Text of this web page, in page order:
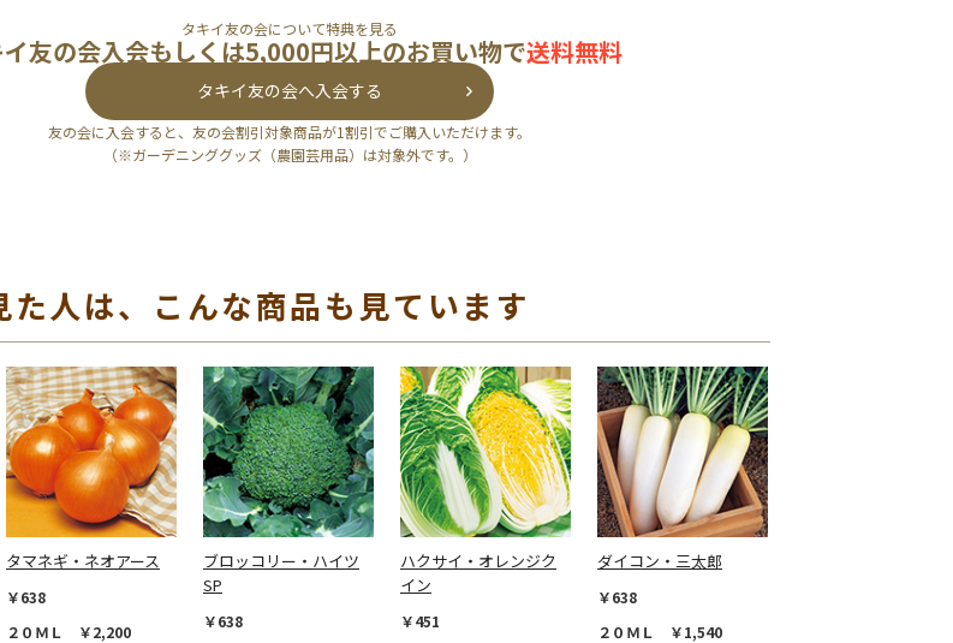
タキイ友の会について特典を見る
友の会入会もしくは5,000円以上のお買い物で送料無料
タキイ友の会へ入会する
友の会に入会すると、友の会割引対象商品が1割引でご購入いただけます。
（※ガーデニンググッズ（農園芸用品）は対象外です。）
た人は、こんな商品も見ています
タマネギ・ネオアース
￥638
２０ＭＬ ￥2,200
ブロッコリー・ハイツ
SP
￥638
ハクサイ・オレンジク
イン
￥451
ダイコン・三太郎
￥638
２０ＭＬ ￥1,540